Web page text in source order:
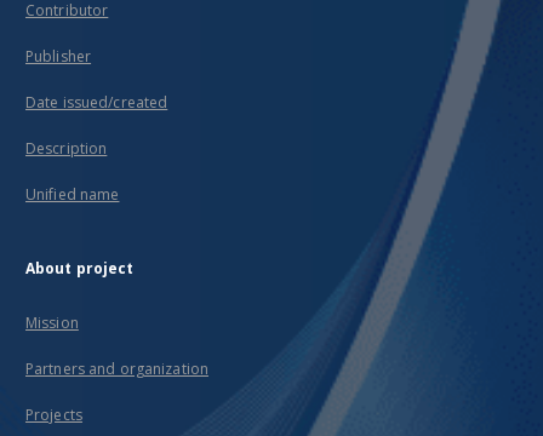
Contributor
Publisher
Date issued/created
Description
Unified name
About project
Mission
Partners and organization
Projects